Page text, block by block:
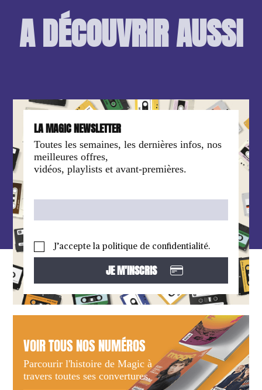
A DÉCOUVRIR AUSSI
LA MAGIC NEWSLETTER
Toutes les semaines, les dernières infos, nos
meilleures offres,
vidéos, playlists et avant-premières.
J’accepte la politique de confidentialité.
VOIR TOUS NOS NUMÉROS
Parcourir l'histoire de Magic à
travers toutes ses convertures.